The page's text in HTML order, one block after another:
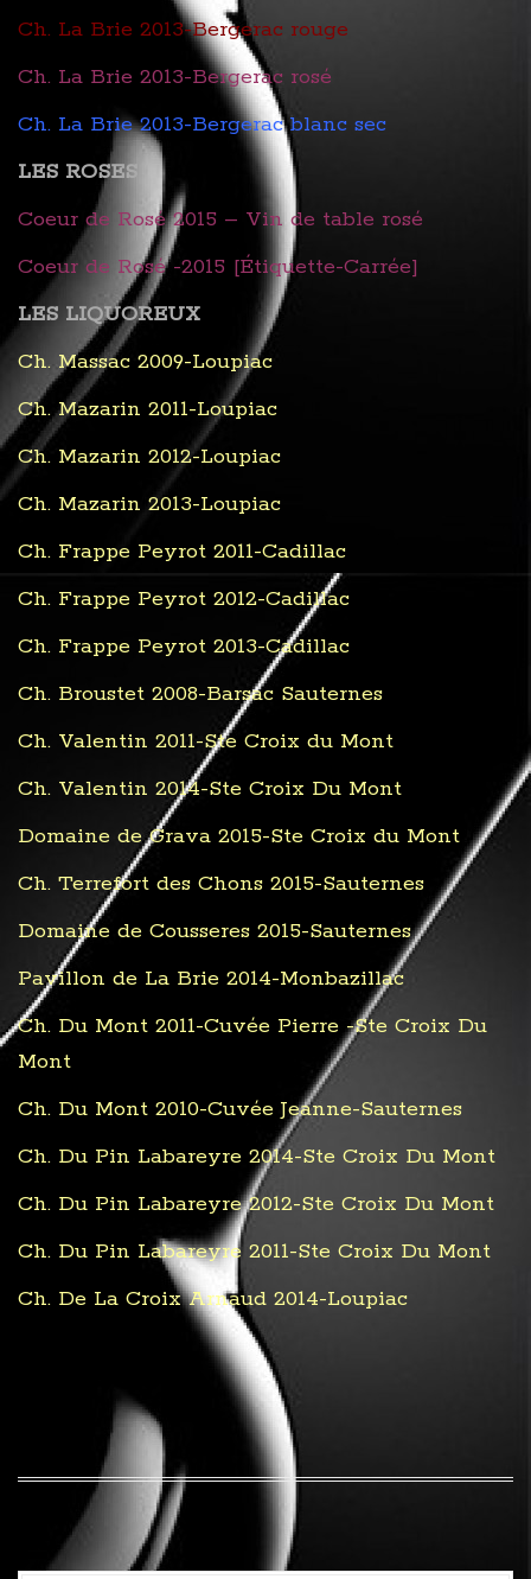
Ch. La Brie 2013-Bergerac rouge
Ch. La Brie 2013-Bergerac rosé
Ch. La Brie 2013-Bergerac blanc sec
LES ROSES
Coeur de Rosé 2015 – Vin de table rosé
Coeur de Rosé -2015 [Étiquette-Carrée]
LES LIQUOREUX
Ch. Massac 2009-Loupiac
Ch. Mazarin 2011-Loupiac
Ch. Mazarin 2012-Loupiac
Ch. Mazarin 2013-Loupiac
Ch. Frappe Peyrot 2011-Cadillac
Ch. Frappe Peyrot 2012-Cadillac
Ch. Frappe Peyrot 2013-Cadillac
Ch. Broustet 2008-Barsac Sauternes
Ch. Valentin 2011-Ste Croix du Mont
Ch. Valentin 2014-Ste Croix Du Mont
Domaine de Grava 2015-Ste Croix du Mont
Ch. Terrefort des Chons 2015-Sauternes
Domaine de Cousseres 2015-Sauternes
Pavillon de La Brie 2014-Monbazillac
Ch. Du Mont 2011-Cuvée Pierre -Ste Croix Du
Mont
Ch. Du Mont 2010-Cuvée Jeanne-Sauternes
Ch. Du Pin Labareyre 2014-Ste Croix Du Mont
Ch. Du Pin Labareyre 2012-Ste Croix Du Mont
Ch. Du Pin Labareyre 2011-Ste Croix Du Mont
Ch. De La Croix Arnaud 2014-Loupiac